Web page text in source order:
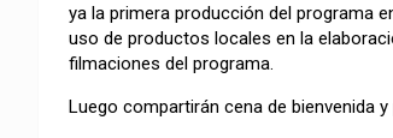
ya la primera producción del programa
uso de productos locales en la
filmaciones del programa.
Luego compartirán cena de bienvenida